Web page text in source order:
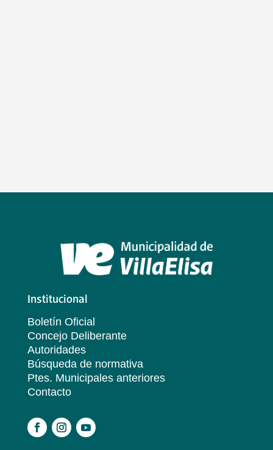
Institucional
Boletín Oficial
Concejo Deliberante
Autoridades
Búsqueda de normativa
Ptes. Municipales anteriores
Contacto